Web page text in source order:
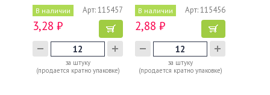
упак…
В наличии Арт: 115457
3,28 ₽
за штуку
(продается кратно упаковке)
В наличии Арт: 115456
2,88 ₽
за штуку
(продается кратно упаковке)